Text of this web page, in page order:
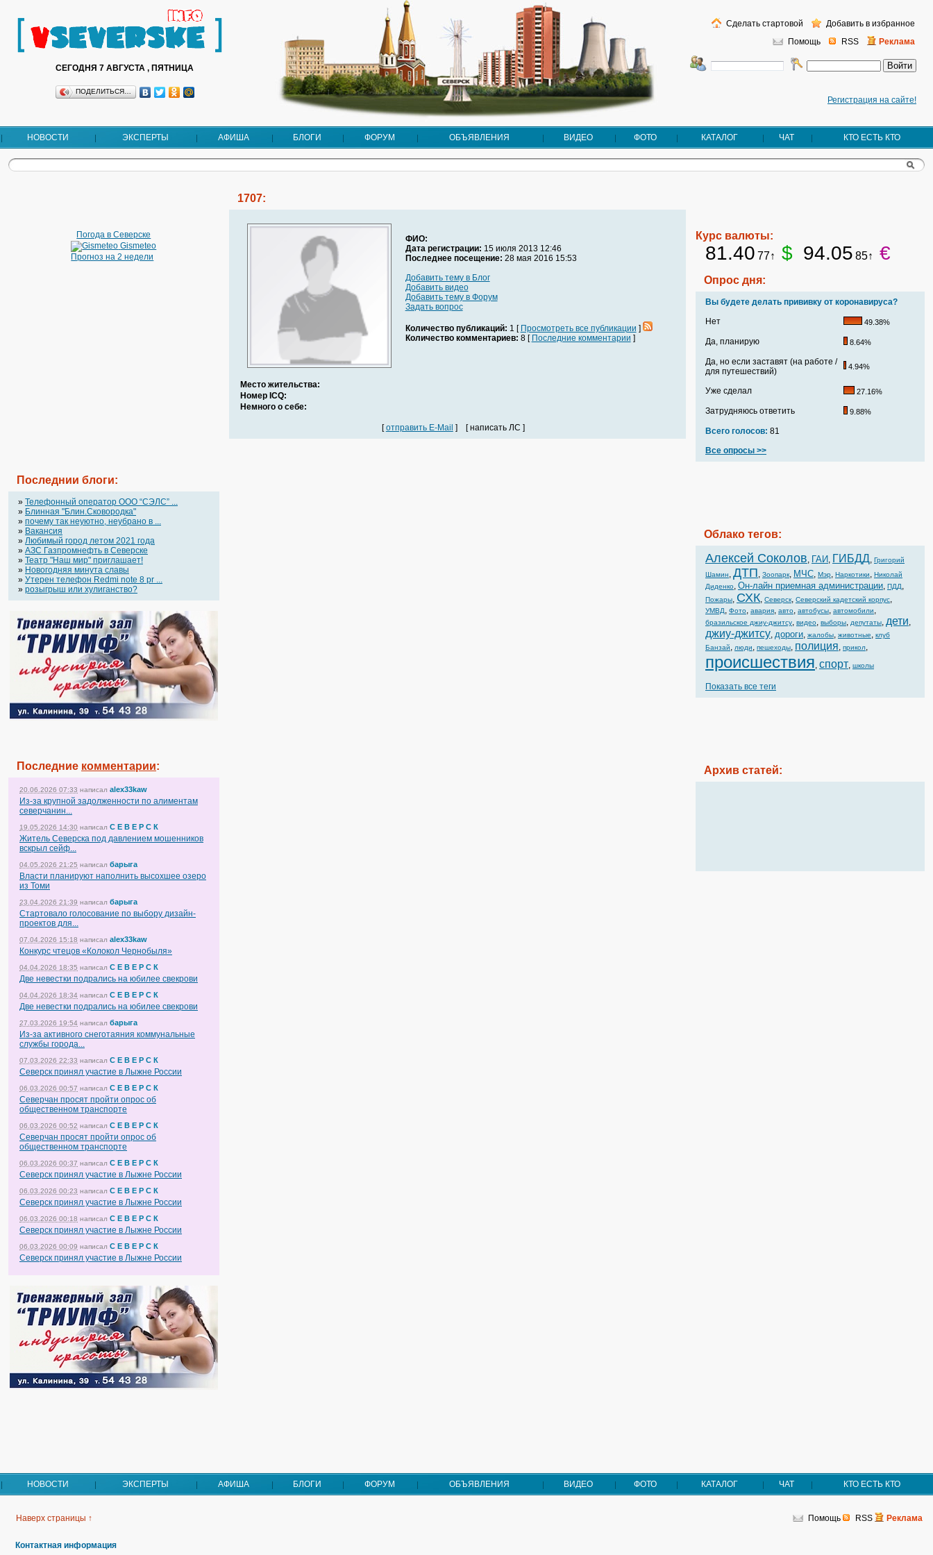
СЕГОДНЯ 7 АВГУСТА , ПЯТНИЦА
ПОДЕЛИТЬСЯ…
Регистрация на сайте!
Помощь RSS Реклама
Сделать стартовой Добавить в избранное
НОВОСТИ ЭКСПЕРТЫ АФИША БЛОГИ ФОРУМ ОБЪЯВЛЕНИЯ ВИДЕО ФОТО КАТАЛОГ ЧАТ КТО ЕСТЬ КТО
Погода в Северске
Gismeteo
Прогноз на 2 недели
Последнии блоги:
» Телефонный оператор OOO “СЭЛС” ...
» Блинная "Блин.Сковородка"
» почему так неуютно, неубрано в ...
» Вакансия
» Любимый город летом 2021 года
» АЗС Газпромнефть в Северске
» Театр "Наш мир" приглашает!
» Новогодняя минута славы
» Утерен телефон Redmi note 8 pr ...
» розыгрыш или хулиганство?
Последние комментарии:
20.06.2026 07:33 написал alex33kaw
Из-за крупной задолженности по алиментам
северчанин...
19.05.2026 14:30 написал С Е В Е Р С К
Житель Северска под давлением мошенников
вскрыл сейф...
04.05.2026 21:25 написал барыга
Власти планируют наполнить высохшее озеро
из Томи
23.04.2026 21:39 написал барыга
Стартовало голосование по выбору дизайн-
проектов для...
07.04.2026 15:18 написал alex33kaw
Конкурс чтецов «Колокол Чернобыля»
04.04.2026 18:35 написал С Е В Е Р С К
Две невестки подрались на юбилее свекрови
04.04.2026 18:34 написал С Е В Е Р С К
Две невестки подрались на юбилее свекрови
27.03.2026 19:54 написал барыга
Из-за активного снеготаяния коммунальные
службы города...
07.03.2026 22:33 написал С Е В Е Р С К
Северск принял участие в Лыжне России
06.03.2026 00:57 написал С Е В Е Р С К
Северчан просят пройти опрос об
общественном транспорте
06.03.2026 00:52 написал С Е В Е Р С К
Северчан просят пройти опрос об
общественном транспорте
06.03.2026 00:37 написал С Е В Е Р С К
Северск принял участие в Лыжне России
06.03.2026 00:23 написал С Е В Е Р С К
Северск принял участие в Лыжне России
06.03.2026 00:18 написал С Е В Е Р С К
Северск принял участие в Лыжне России
06.03.2026 00:09 написал С Е В Е Р С К
Северск принял участие в Лыжне России
1707:
ФИО:
Дата регистрации: 15 июля 2013 12:46
Последнее посещение: 28 мая 2016 15:53
Добавить тему в Блог
Добавить видео
Добавить тему в Форум
Задать вопрос
Количество публикаций: 1 [ Просмотреть все публикации ]
Количество комментариев: 8 [ Последние комментарии ]
Место жительства:
Номер ICQ:
Немного о себе:
[отправить E-Mail ] [ написать ЛС ]
Курс валюты:
81.40 77↑ $ 94.05 85↑ €
Опрос дня:
Вы будете делать прививку от коронавируса?
Нет
49.38%
Да, планирую 8.64%
Да, но если заставят (на работе /
для путешествий)
4.94%
Уже сделал 27.16%
Затрудняюсь ответить 9.88%
Всего голосов: 81
Все опросы >>
Облако тегов:
Алексей Соколов, ГАИ, ГИБДД, Григорий
Шамин, ДТП, Зоопарк, МЧС, Мэр, Наркотики, Николай
Диденко, Он-лайн приемная администрации, ПДД,
Пожары, СХК, Северск, Северский кадетский корпус,
УМВД, Фото, авария, авто, автобусы, автомобили,
бразильское джиу-джитсу, видео, выборы, депутаты, дети,
джиу-джитсу, дороги, жалобы, животные, клуб
Банзай, люди, пешеходы, полиция, прикол,
происшествия, спорт, школы
Показать все теги
Архив статей:
НОВОСТИ ЭКСПЕРТЫ АФИША БЛОГИ ФОРУМ ОБЪЯВЛЕНИЯ ВИДЕО ФОТО КАТАЛОГ ЧАТ КТО ЕСТЬ КТО
Помощь RSS Реклама
Наверх страницы ↑
Контактная информация